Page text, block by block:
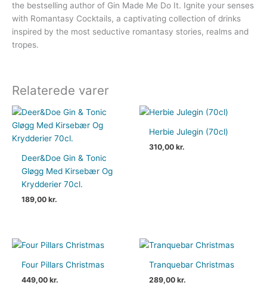
the bestselling author of Gin Made Me Do It. Ignite your senses
with Romantasy Cocktails, a captivating collection of drinks
inspired by the most seductive romantasy stories, realms and
tropes.
Relaterede varer
Deer&Doe Gin & Tonic
Gløgg Med Kirsebær Og
Krydderier 70cl.
189,00kr.
Herbie Julegin (70cl)
310,00kr.
Four Pillars Christmas
449,00kr.
Tranquebar Christmas
289,00kr.